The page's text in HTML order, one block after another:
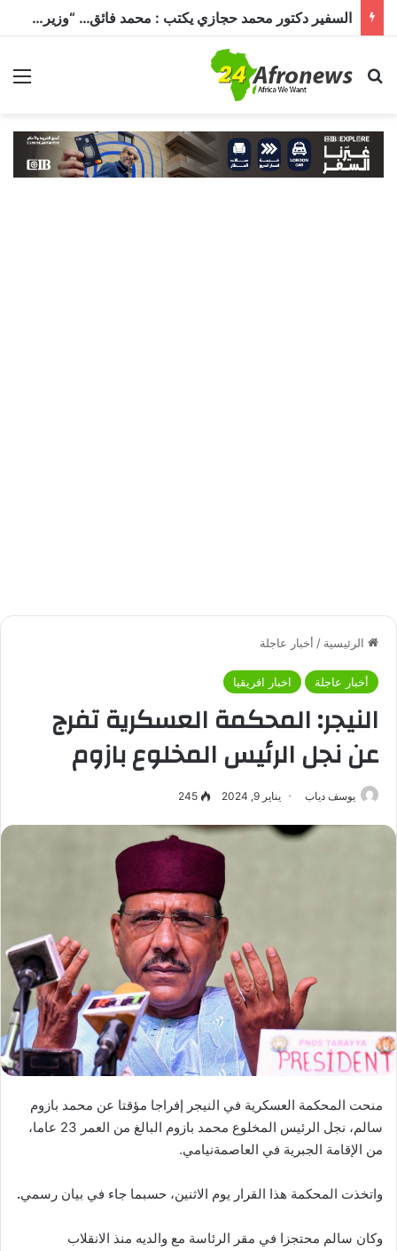
السفير دكتور محمد حجازي يكتب : محمد فائق… “وزير إفريقيا” الذي حمل رسالة القاهرة إلى القارة السمراء
بحث عن
الرئيسية / أخبار عاجلة
أخبار عاجلة اخبار افريقيا
النيجر: المحكمة العسكرية تفرج
عن نجل الرئيس المخلوع بازوم
يوسف دياب يناير 9, 2024 245
منحت المحكمة العسكرية في النيجر إفراجا مؤقتا عن محمد بازوم
سالم، نجل الرئيس المخلوع محمد بازوم البالغ من العمر 23 عاما،
من الإقامة الجبرية في العاصمةنيامي.
واتخذت المحكمة هذا القرار يوم الاثنين، حسبما جاء في بيان رسمي.
وكان سالم محتجزا في مقر الرئاسة مع والديه منذ الانقلاب